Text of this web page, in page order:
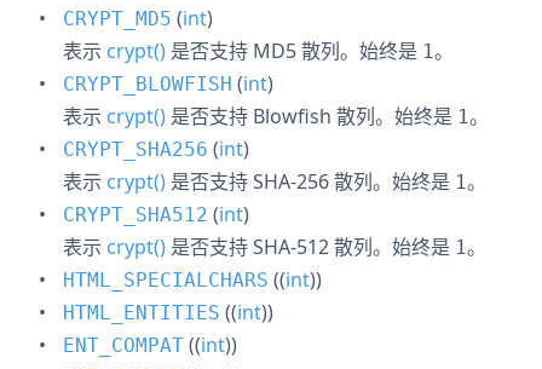
CRYPT_MD5 (int)
表示 crypt() 是否支持 MD5 散列。始终是 1。
CRYPT_BLOWFISH (int)
表示 crypt() 是否支持 Blowfish 散列。始终是 1。
CRYPT_SHA256 (int)
表示 crypt() 是否支持 SHA-256 散列。始终是 1。
CRYPT_SHA512 (int)
表示 crypt() 是否支持 SHA-512 散列。始终是 1。
HTML_SPECIALCHARS ((int))
HTML_ENTITIES ((int))
ENT_COMPAT ((int))